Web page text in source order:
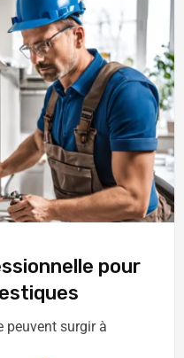
pour
peuvent surgir à